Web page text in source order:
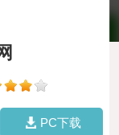
PC下载